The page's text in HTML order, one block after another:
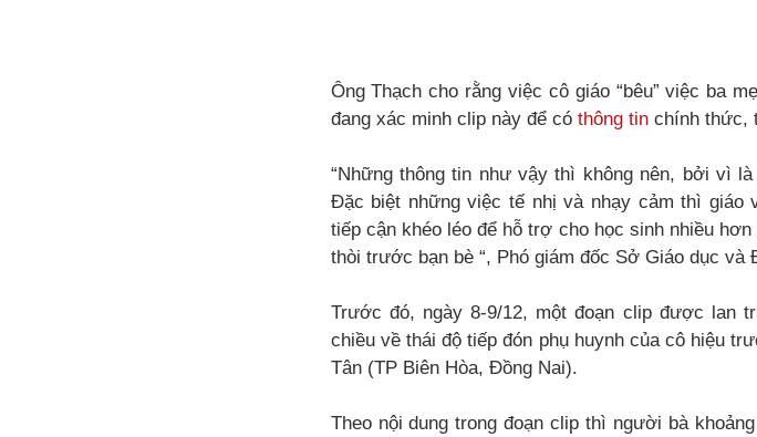
Ông Thạch cho rằng việc cô giáo “bêu” việc ba
đang xác minh clip này để có thông tinchính thức,
“Những thông tin như vậy thì không nên, bởi vì
Đặc biệt những việc tế nhị và nhạy cảm thì giáo
tiếp cận khéo léo để hỗ trợ cho học sinh nhiều
thòi trước bạn bè “, Phó giám đốc Sở Giáo dục và
Trước đó, ngày 8-9/12, một đoạn clip được lan
chiều về thái độ tiếp đón phụ huynh của cô hiệu
Tân (TP Biên Hòa, Đồng Nai).
Theo nội dung trong đoạn clip thì người bà